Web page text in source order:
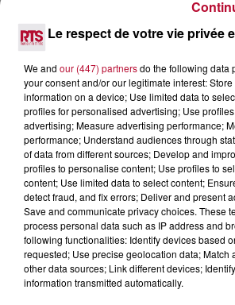
NÎMES : « LE RÊVE DU
LES ARÈNES CES 3...
Après un franc succès l'été dernier, le
du gladiateur » revient illuminer
7 et 8 août. Une fresque nocturne...
Le respect de votre vie privée
We and our (447) partnersdo the following data
your consent and/or our legitimate interest:
information on a device; Use limited data to
profiles for personalised advertising; Use
advertising; Measure advertising performance;
performance; Understand audiences through
of data from different sources; Develop and
profiles to personalise content; Use profiles to
content; Use limited data to select content;
detect fraud, and fix errors; Deliver and present
Save and communicate privacy choices. These
process personal data such as IP address and
following functionalities: Identify devices based
requested; Use precise geolocation data; Match
other data sources; Link different devices;
information transmitted automatically.